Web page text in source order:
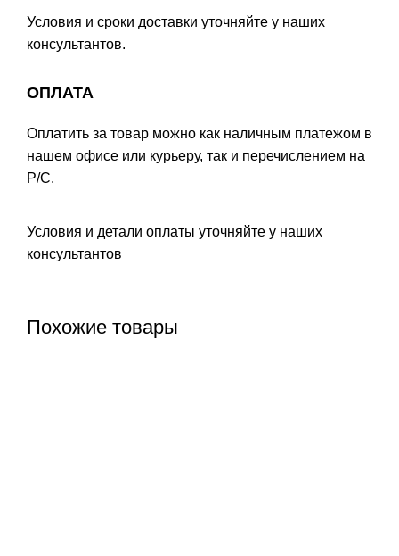
Условия и сроки доставки уточняйте у наших
консультантов.
ОПЛАТА
Оплатить за товар можно как наличным платежом в
нашем офисе или курьеру, так и перечислением на
Р/С.
Условия и детали оплаты уточняйте у наших
консультантов
Похожие товары